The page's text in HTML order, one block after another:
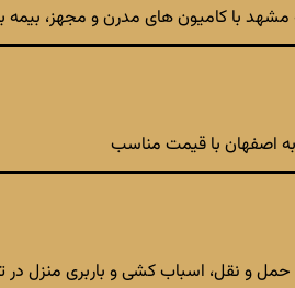
مشهد با کامیون های مدرن و مجهز،
اصفهان با قیمت مناسب
و نقل، اسباب کشی و باربری منزل در